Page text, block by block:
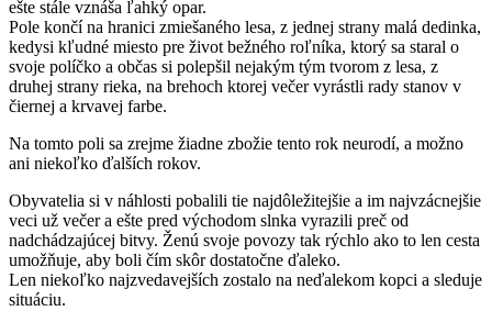
ešte stále vznáša ľahký opar.
Pole končí na hranici zmiešaného lesa, z jednej strany malá dedinka,
kedysi kľudné miesto pre život bežného roľníka, ktorý sa staral o
svoje políčko a občas si polepšil nejakým tým tvorom z lesa, z
druhej strany rieka, na brehoch ktorej večer vyrástli rady stanov v
čiernej a krvavej farbe.
Na tomto poli sa zrejme žiadne zbožie tento rok neurodí, a možno
ani niekoľko ďalších rokov.
Obyvatelia si v náhlosti pobalili tie najdôležitejšie a im najvzácnejšie
veci už večer a ešte pred východom slnka vyrazili preč od
nadchádzajúcej bitvy. Ženú svoje povozy tak rýchlo ako to len cesta
umožňuje, aby boli čím skôr dostatočne ďaleko.
Len niekoľko najzvedavejších zostalo na neďalekom kopci a sleduje
situáciu.